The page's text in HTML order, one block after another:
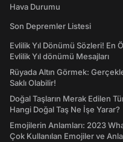
Hava Durumu
Son Depremler Listesi
Evlilik Yıl Dönümü Sözleri! En
Evlilik Yıl dönümü Mesajları
Rüyada Altın Görmek:
Saklı Olabilir!
Doğal Taşların Merak Edilen
Hangi Doğal Taş Ne İşe Yarar?
Emojilerin Anlamları: 2023
Çok Kullanılan Emojiler ve